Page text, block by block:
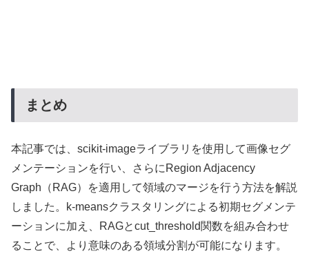
まとめ
本記事では、scikit-imageライブラリを使用して画像セグ
メンテーションを行い、さらにRegion Adjacency
Graph（RAG）を適用して領域のマージを行う方法を解説
しました。k-meansクラスタリングによる初期セグメンテ
ーションに加え、RAGとcut_threshold関数を組み合わせ
ることで、より意味のある領域分割が可能になります。